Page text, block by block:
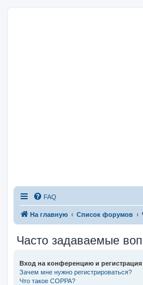
FAQ
На главную Список форумов
Часто задаваемые
Вход на конференцию и регистрация
Зачем мне нужно регистрироваться?
Что такое COPPA?